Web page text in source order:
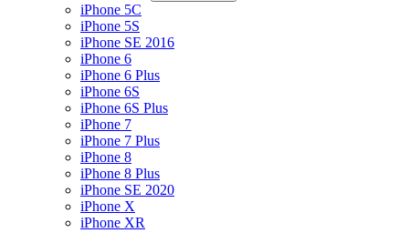
iPhone 5C
iPhone 5S
iPhone SE 2016
iPhone 6
iPhone 6 Plus
iPhone 6S
iPhone 6S Plus
iPhone 7
iPhone 7 Plus
iPhone 8
iPhone 8 Plus
iPhone SE 2020
iPhone X
iPhone XR